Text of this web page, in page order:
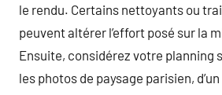
le rendu. Certains nettoyants ou
peuvent altérer l’effort posé sur la
Ensuite, considérez votre planning
les photos de paysage parisien,